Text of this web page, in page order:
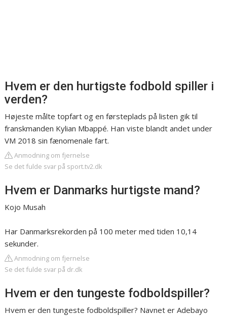
Hvem er den hurtigste fodbold spiller i
verden?
Højeste målte topfart og en førsteplads på listen gik til
franskmanden Kylian Mbappé. Han viste blandt andet under
VM 2018 sin fænomenale fart.
Anmodning om fjernelse
Se det fulde svar på sport.tv2.dk
Hvem er Danmarks hurtigste mand?
Kojo Musah
Har Danmarksrekorden på 100 meter med tiden 10,14
sekunder.
Anmodning om fjernelse
Se det fulde svar på dr.dk
Hvem er den tungeste fodboldspiller?
Hvem er den tungeste fodboldspiller? Navnet er Adebayo